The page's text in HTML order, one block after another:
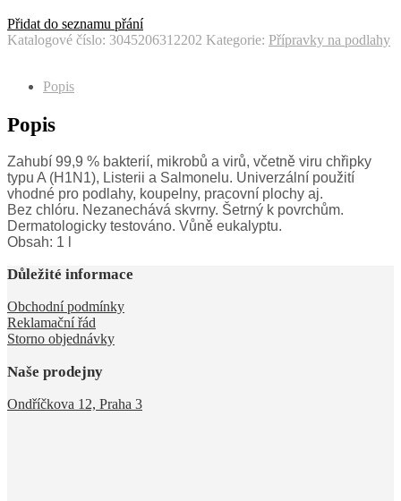
Přidat do seznamu přání
Katalogové číslo: 3045206312202 Kategorie: Přípravky na podlahy
Popis
Popis
Zahubí 99,9 % bakterií, mikrobů a virů, včetně viru chřipky
typu A (H1N1), Listerii a Salmonelu. Univerzální použití
vhodné pro podlahy, koupelny, pracovní plochy aj.
Bez chlóru. Nezanechává skvrny. Šetrný k povrchům.
Dermatologicky testováno. Vůně eukalyptu.
Obsah: 1 l
Důležité informace
Obchodní podmínky
Reklamační řád
Storno objednávky
Naše prodejny
Ondříčkova 12, Praha 3